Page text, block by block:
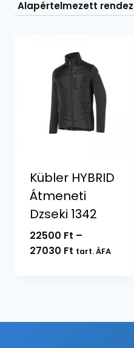
Kübler HYBRID
Átmeneti
Dzseki 1342
22500 Ft –
27030 FtÁrtartomány:
tart. ÁFA